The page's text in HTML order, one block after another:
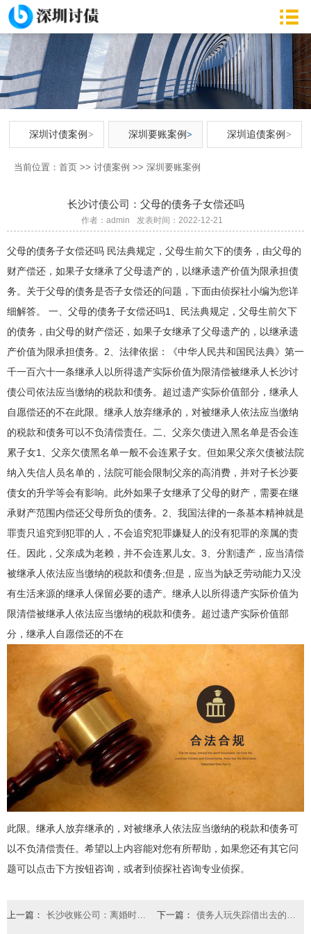
深圳讨债案例 深圳要账案例 深圳追债案例
当前位置： 首页 >> 讨债案例 >> 深圳要账案例
长沙讨债公司：父母的债务子女偿还吗
作者：admin 发表时间：2022-12-21
父母的债务子女偿还吗 民法典规定，父母生前欠下的债务，由父母的
财产偿还，如果子女继承了父母遗产的，以继承遗产价值为限承担债
务。关于父母的债务是否子女偿还的问题，下面由侦探社小编为您详
细解答。 一、父母的债务子女偿还吗1、民法典规定，父母生前欠下
的债务，由父母的财产偿还，如果子女继承了父母遗产的，以继承遗
产价值为限承担债务。2、法律依据：《中华人民共和国民法典》第一
千一百六十一条继承人以所得遗产实际价值为限清偿被继承人长沙讨
债公司依法应当缴纳的税款和债务。超过遗产实际价值部分，继承人
自愿偿还的不在此限。继承人放弃继承的，对被继承人依法应当缴纳
的税款和债务可以不负清偿责任。二、父亲欠债进入黑名单是否会连
累子女1、父亲欠债黑名单一般不会连累子女。但如果父亲欠债被法院
纳入失信人员名单的，法院可能会限制父亲的高消费，并对子长沙要
债女的升学等会有影响。此外如果子女继承了父母的财产，需要在继
承财产范围内偿还父母所负的债务。2、我国法律的一条基本精神就是
罪责只追究到犯罪的人，不会追究犯罪嫌疑人的没有犯罪的亲属的责
任。因此，父亲成为老赖，并不会连累儿女。3、分割遗产，应当清偿
被继承人依法应当缴纳的税款和债务;但是，应当为缺乏劳动能力又没
有生活来源的继承人保留必要的遗产。继承人以所得遗产实际价值为
限清偿被继承人依法应当缴纳的税款和债务。超过遗产实际价值部
分，继承人自愿偿还的不在
此限。继承人放弃继承的，对被继承人依法应当缴纳的税款和债务可
以不负清偿责任。希望以上内容能对您有所帮助，如果您还有其它问
题可以点击下方按钮咨询，或者到侦探社咨询专业侦探。
上一篇： 下一篇：